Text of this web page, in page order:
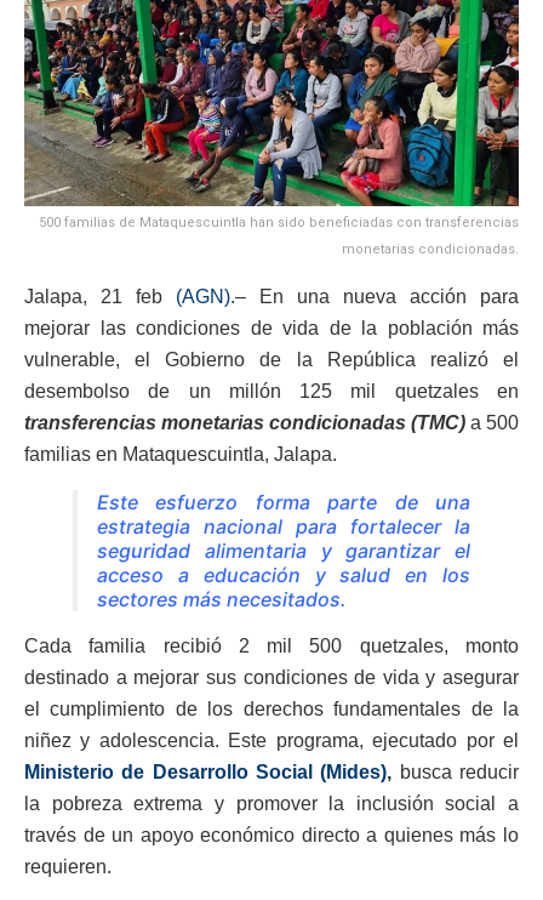
500 familias de Mataquescuintla han sido beneficiadas con transferencias
monetarias condicionadas.
Jalapa, 21 feb (AGN).– En una nueva acción para
mejorar las condiciones de vida de la población más
vulnerable, el Gobierno de la República realizó el
desembolso de un millón 125 mil quetzales en
transferencias monetarias condicionadas (TMC) a 500
familias en Mataquescuintla, Jalapa.
Este esfuerzo forma parte de una
estrategia nacional para fortalecer la
seguridad alimentaria y garantizar el
acceso a educación y salud en los
sectores más necesitados.
Cada familia recibió 2 mil 500 quetzales, monto
destinado a mejorar sus condiciones de vida y asegurar
el cumplimiento de los derechos fundamentales de la
niñez y adolescencia. Este programa, ejecutado por el
Ministerio de Desarrollo Social (Mides), busca reducir
la pobreza extrema y promover la inclusión social a
través de un apoyo económico directo a quienes más lo
requieren.